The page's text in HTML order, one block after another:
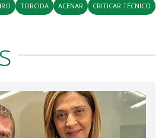
TORCIDA ACENAR CRITICAR TÉCNICO